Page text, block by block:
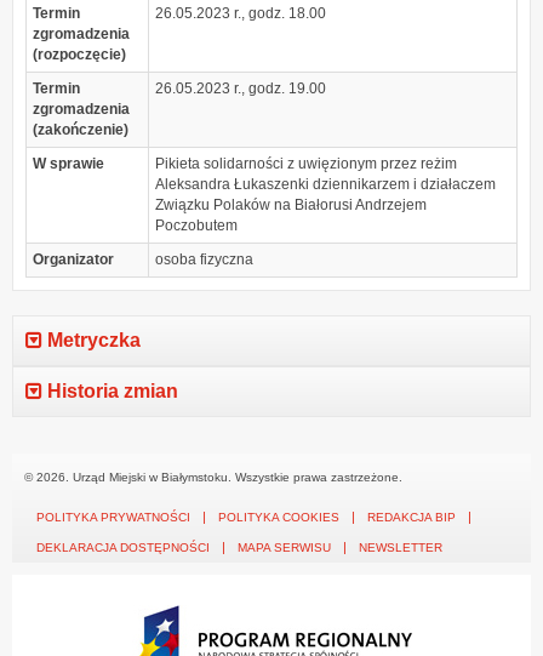
Termin
zgromadzenia
(rozpoczęcie)
26.05.2023 r., godz. 18.00
Termin
zgromadzenia
(zakończenie)
26.05.2023 r., godz. 19.00
W sprawie
Pikieta solidarności z uwięzionym przez reżim
Aleksandra Łukaszenki dziennikarzem i działaczem
Związku Polaków na Białorusi Andrzejem
Poczobutem
Organizator
osoba fizyczna
Metryczka
Historia zmian
© 2026. Urząd Miejski w Białymstoku. Wszystkie prawa zastrzeżone.
POLITYKA PRYWATNOŚCI POLITYKA COOKIES REDAKCJA BIP
DEKLARACJA DOSTĘPNOŚCI MAPA SERWISU NEWSLETTER